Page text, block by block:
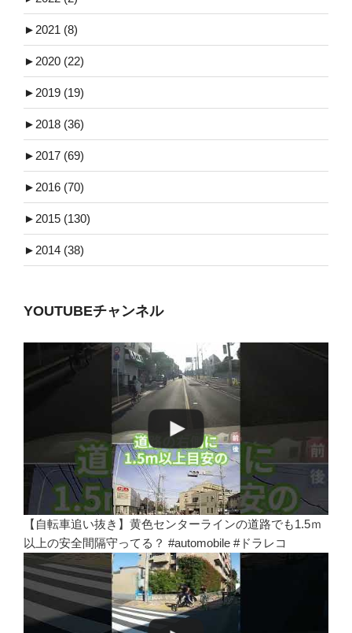
► 2021 (8)
► 2020 (22)
► 2019 (19)
► 2018 (36)
► 2017 (69)
► 2016 (70)
► 2015 (130)
► 2014 (38)
YOUTUBEチャンネル
【自転車追い抜き】黄色センターラインの道路でも1.5ｍ
以上の安全間隔守ってる？ #automobile #ドラレコ